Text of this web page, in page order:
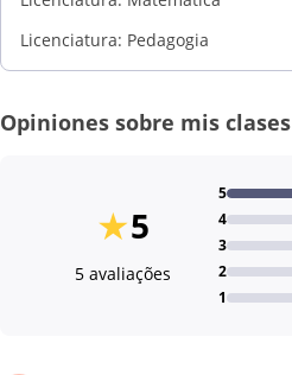
Licenciatura: Pedagogia
Opiniones sobre mis clases
5
★
5 avaliações
1
2
3
4
5